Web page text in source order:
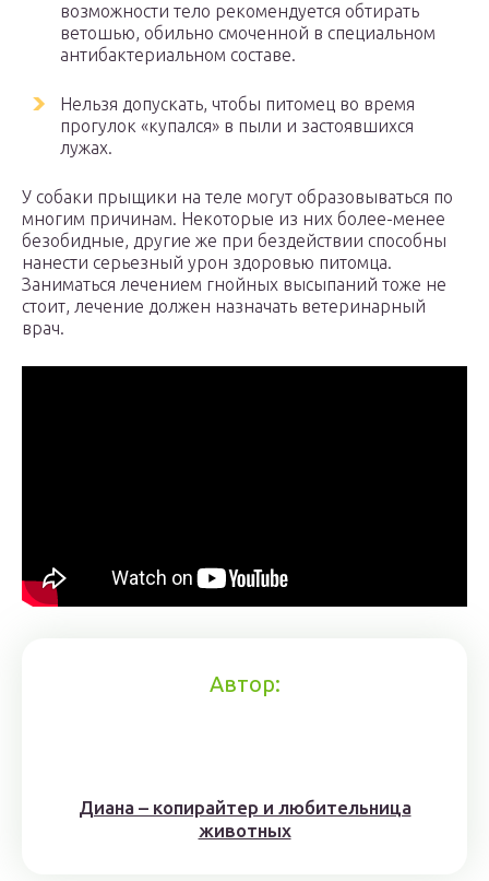
возможности тело рекомендуется обтирать
ветошью, обильно смоченной в специальном
антибактериальном составе.
Нельзя допускать, чтобы питомец во время
прогулок «купался» в пыли и застоявшихся
лужах.
У собаки прыщики на теле могут образовываться по
многим причинам. Некоторые из них более-менее
безобидные, другие же при бездействии способны
нанести серьезный урон здоровью питомца.
Заниматься лечением гнойных высыпаний тоже не
стоит, лечение должен назначать ветеринарный
врач.
Автор:
Диана – копирайтер и любительница
животных